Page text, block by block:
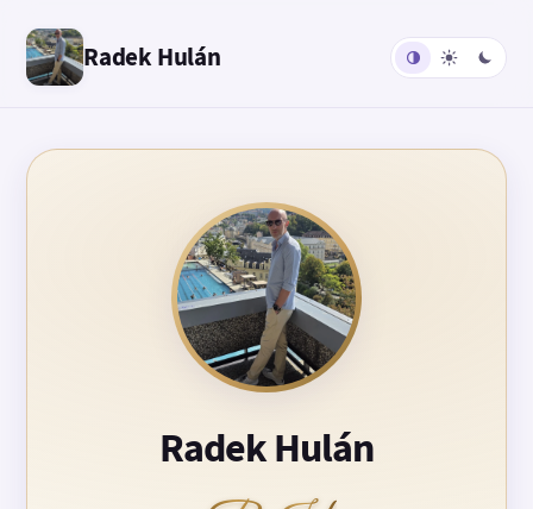
Radek Hulán
Radek Hulán